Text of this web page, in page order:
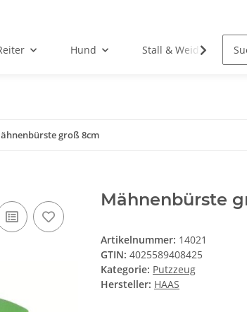
Hund Stall & Weide
groß 8cm
Mähnenbürste
Artikelnummer: 14021
GTIN: 4025589408425
Kategorie: Putzzeug
Hersteller: HAAS